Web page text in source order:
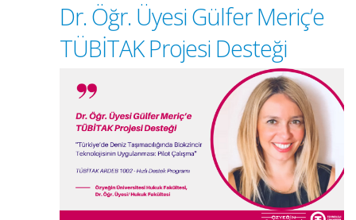
Dr. Öğr. Üyesi Gülfer Meriç’e
TÜBİTAK Projesi Desteği